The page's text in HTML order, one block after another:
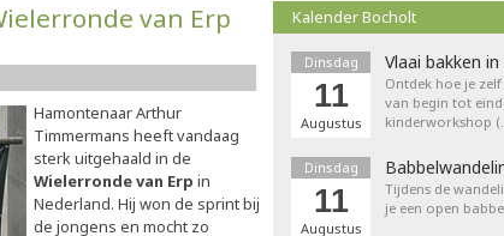
van Erp
Hamontenaar Arthur
Timmermans heeft vandaag
sterk uitgehaald in de
Wielerronde van Erp in
Nederland. Hij won de sprint bij
de jongens en mocht zo
Kalender Bocholt
Dinsdag
11
Augustus
Vlaai bakken
Ontdek hoe je
van begin tot
kinderworkshop
Dinsdag
11
Augustus
Tijdens de
je een open